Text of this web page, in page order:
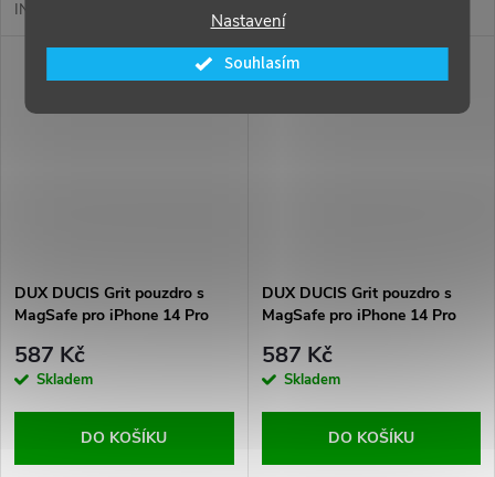
Nastavení
Souhlasím
INK s MagSafe na iPhone od
české značky COVEREON! Už
žádné nudné a obyčejné kryty,
které ti jen zatěžují kapsu. S
tímto moderním a
ochrannou zadních kamer
DUX DUCIS Grit pouzdro s
MagSafe pro iPhone 14 Pro
587 Kč
Skladem
DO KOŠÍKU
DUX DUCIS Grit pouzdro s
MagSafe pro iPhone 14 Pro
587 Kč
Skladem
DO KOŠÍKU